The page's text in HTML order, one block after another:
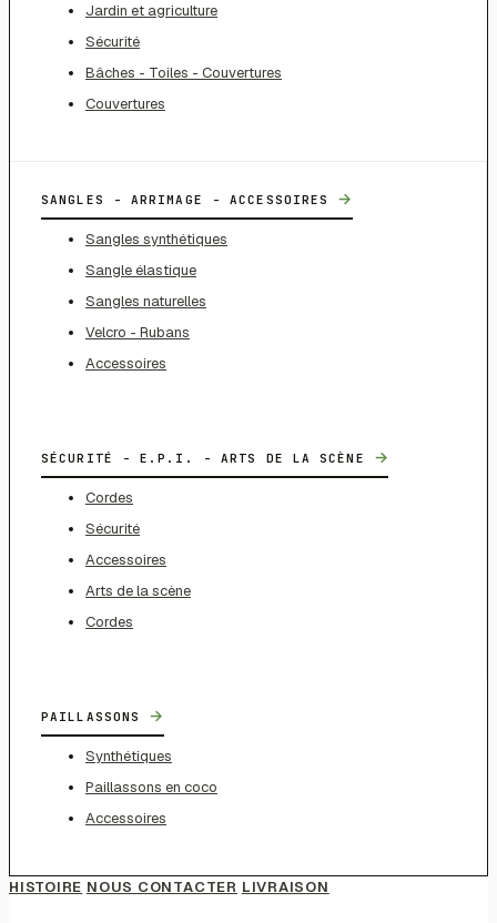
Jardin et agriculture
Sécurité
Bâches - Toiles - Couvertures
Couvertures
SANGLES - ARRIMAGE - ACCESSOIRES →
Sangles synthétiques
Sangle élastique
Sangles naturelles
Velcro - Rubans
Accessoires
SÉCURITÉ - E.P.I. - ARTS DE LA SCÈNE →
Cordes
Sécurité
Accessoires
Arts de la scène
Cordes
PAILLASSONS →
Synthétiques
Paillassons en coco
Accessoires
HISTOIRE NOUS CONTACTER LIVRAISON